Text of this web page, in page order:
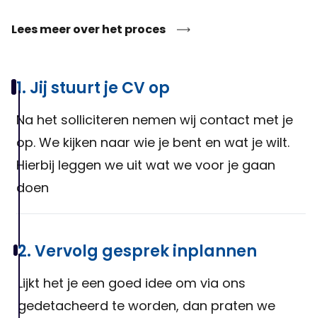
Lees meer over het proces
1. Jij stuurt je CV op
Na het solliciteren nemen wij contact met je
op. We kijken naar wie je bent en wat je wilt.
Hierbij leggen we uit wat we voor je gaan
doen
2. Vervolg gesprek inplannen
Lijkt het je een goed idee om via ons
gedetacheerd te worden, dan praten we